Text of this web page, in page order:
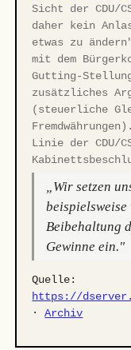
Sicht der CDU/
daher kein
etwas zu
mit dem
Gutting-
zusätzliches
(steuerliche
Linie der CDU/
„Wir setzen
Beibehaltung
Gewinne ein."
Quelle:
https://
·Archiv